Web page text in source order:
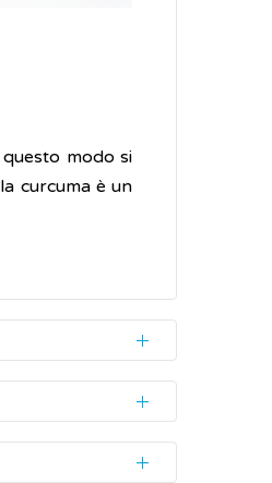
modo si
curcuma è un
benefici della